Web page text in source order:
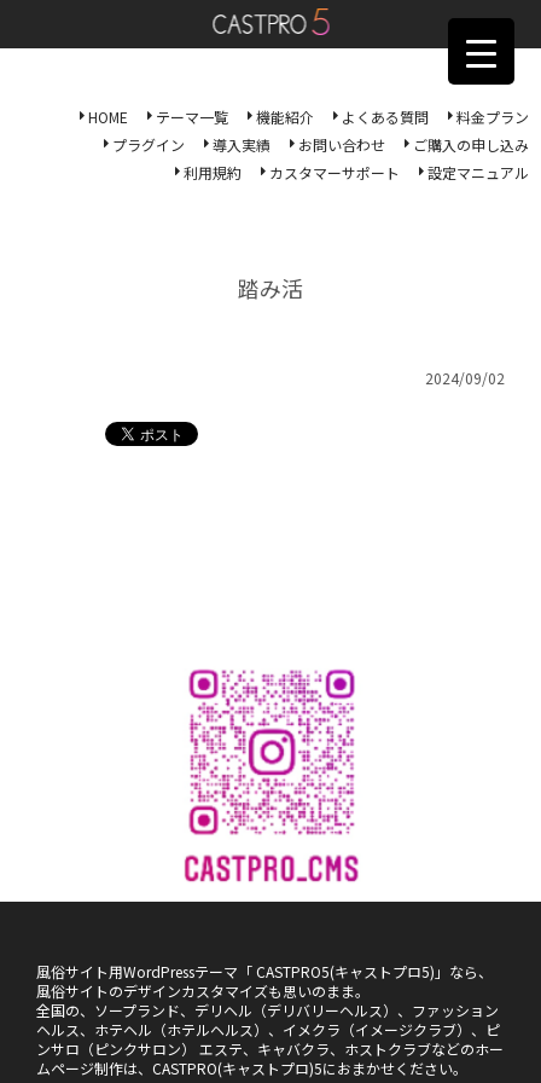
HOME テーマ一覧 機能紹介 よくある質問
料金プラン
プラグイン
導入実績 お問い合わせ
ご購入の申し込み
利用規約
カスタマーサポート 設定マニュアル
踏み活
2024/09/02
風俗サイト用WordPressテーマ「 CASTPRO5(キャストプロ5)」なら、
風俗サイトのデザインカスタマイズも思いのまま。
全国の、ソープランド、デリヘル（デリバリーヘルス）、ファッション
ヘルス、ホテヘル（ホテルヘルス）、イメクラ（イメージクラブ）、ピ
ンサロ（ピンクサロン） エステ、キャバクラ、ホストクラブなどのホー
ムページ制作は、CASTPRO(キャストプロ)5におまかせください。